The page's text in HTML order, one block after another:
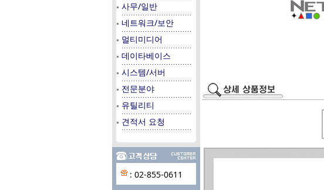
사무/일반
네트워크/보안
멀티미디어
데이타베이스
시스템/서버
전문분야
유틸리티
견적서 요청
: 02-855-0611